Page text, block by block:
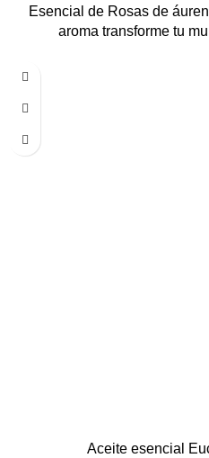
Esencial de Rosas de
aroma transforme tu
Aceite esencial